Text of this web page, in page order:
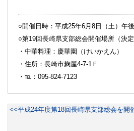
○開催日時：平成25年6月8日（土）午
○第19回長崎県支部総会開催場所（決定
・中華料理：慶華園（けいかえん）
・住所：長崎市麹屋4-7-1Ｆ
・℡：095-824-7123
<<平成24年度第18回長崎県支部総会を開